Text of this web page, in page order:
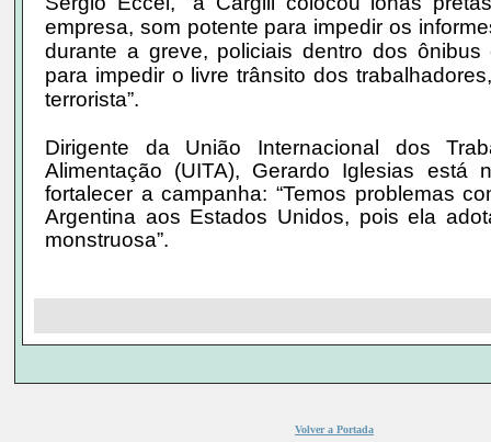
empresa, som potente para impedir os
durante a greve, policiais dentro dos ônibus
para impedir o livre trânsito dos
terrorista”.
Dirigente da União Internacional dos
Alimentação (UITA), Gerardo Iglesias está
fortalecer a campanha: “Temos problemas
Argentina aos Estados Unidos, pois ela
monstruosa”.
Volver a Portada